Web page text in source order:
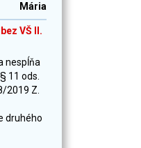
Mária
VŠ II.
nespĺňa
11 ods.
2019 Z.
druhého